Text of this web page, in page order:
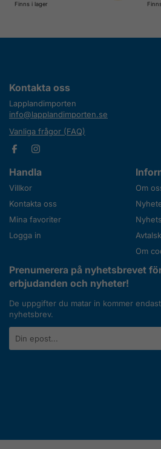
Finns i lager
Kontakta oss
Lapplandimporten
info@lapplandimporten.se
Vanliga frågor (FAQ)
Handla
Villkor
Kontakta oss
Mina favoriter
Logga in
Om
Om
Prenumerera på nyhetsbrevet
erbjudanden och nyheter!
De uppgifter du matar in kommer
nyhetsbrev.
postadress